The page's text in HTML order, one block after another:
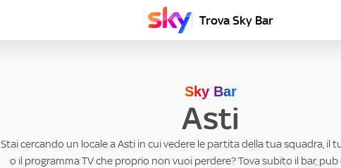
Trova Sky Bar
Sky Bar
Asti
Stai cercando un locale a Asti in cui vedere le partita della tua squadra, il
o il programma TV che proprio non vuoi perdere? Tova subito il bar,